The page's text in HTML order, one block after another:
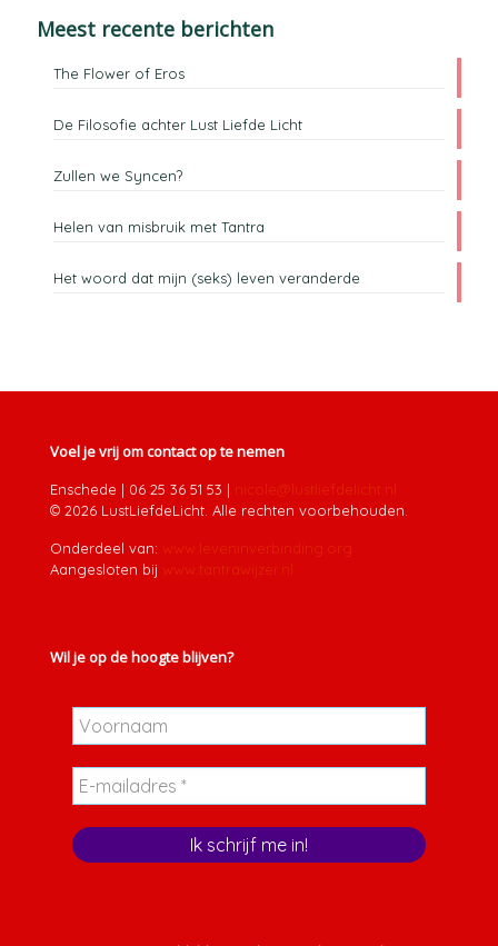
Meest recente berichten
The Flower of Eros
De Filosofie achter Lust Liefde Licht
Zullen we Syncen?
Helen van misbruik met Tantra
Het woord dat mijn (seks) leven veranderde
Voel je vrij om contact op te nemen
Enschede | 06 25 36 51 53 | nicole@lustliefdelicht.nl
© 2026 LustLiefdeLicht. Alle rechten voorbehouden.
Onderdeel van: www.leveninverbinding.org
Aangesloten bij www.tantrawijzer.nl
Wil je op de hoogte blijven?